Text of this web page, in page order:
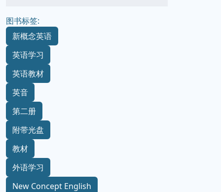
图书标签:
新概念英语
英语学习
英语教材
英音
第二册
附带光盘
教材
外语学习
New Concept English